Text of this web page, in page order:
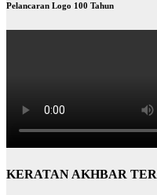
Pelancaran Logo 100 Tahun
KERATAN AKHBAR